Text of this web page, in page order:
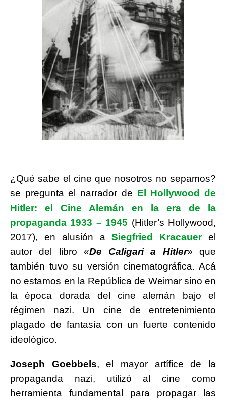
¿Qué sabe el cine que nosotros no sepamos?
se pregunta el narrador de El Hollywood de
Hitler: el Cine Alemán en la era de la
propaganda 1933 – 1945 (Hitler’s Hollywood,
2017), en alusión aSiegfried Kracauerel
autor del libro «De Caligari a Hitler» que
también tuvo su versión cinematográfica. Acá
no estamos en la República de Weimar sino en
la época dorada del cine alemán bajo el
régimen nazi. Un cine de entretenimiento
plagado de fantasía con un fuerte contenido
ideológico.
Joseph Goebbels, el mayor artífice de la
propaganda nazi, utilizó al cine como
herramienta fundamental para propagar las